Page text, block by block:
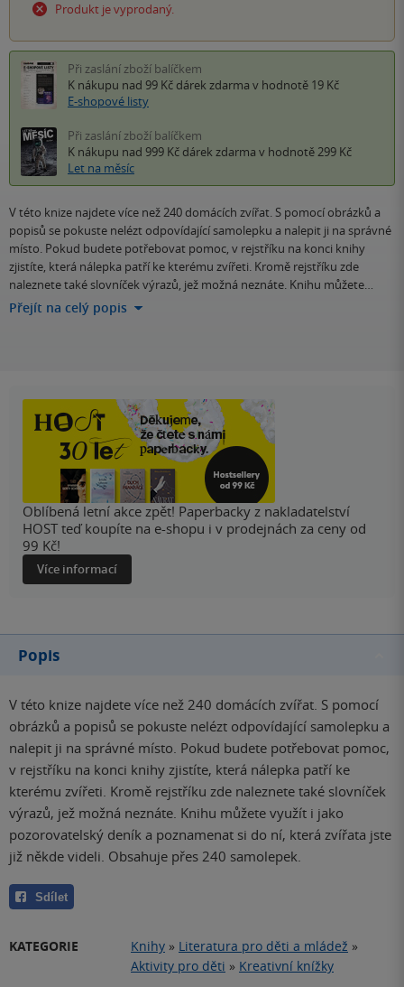
Produkt je vyprodaný.
Při zaslání zboží balíčkem
K nákupu nad 99 Kč dárek zdarma v hodnotě 19 Kč
E-shopové listy
Při zaslání zboží balíčkem
K nákupu nad 999 Kč dárek zdarma v hodnotě 299 Kč
Let na měsíc
V této knize najdete více než 240 domácích zvířat. S pomocí obrázků a
popisů se pokuste nelézt odpovídající samolepku a nalepit ji na správné
místo. Pokud budete potřebovat pomoc, v rejstříku na konci knihy
zjistíte, která nálepka patří ke kterému zvířeti. Kromě rejstříku zde
naleznete také slovníček výrazů, jež možná neznáte. Knihu můžete…
Přejít na celý popis
Oblíbená letní akce zpět! Paperbacky z nakladatelství
HOST teď koupíte na e-shopu i v prodejnách za ceny od
99 Kč!
Více informací
Popis
V této knize najdete více než 240 domácích zvířat. S pomocí
obrázků a popisů se pokuste nelézt odpovídající samolepku a
nalepit ji na správné místo. Pokud budete potřebovat pomoc,
v rejstříku na konci knihy zjistíte, která nálepka patří ke
kterému zvířeti. Kromě rejstříku zde naleznete také slovníček
výrazů, jež možná neznáte. Knihu můžete využít i jako
pozorovatelský deník a poznamenat si do ní, která zvířata jste
již někde videli. Obsahuje přes 240 samolepek.
Sdílet
KATEGORIE Knihy » Literatura pro děti a mládež »
Aktivity pro děti » Kreativní knížky